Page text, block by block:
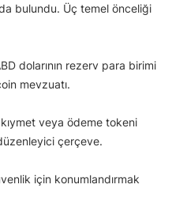
bulundu. Üç temel önceliği
dolarının rezerv para birimi
mevzuatı.
veya ödeme tokeni
çerçeve.
için konumlandırmak